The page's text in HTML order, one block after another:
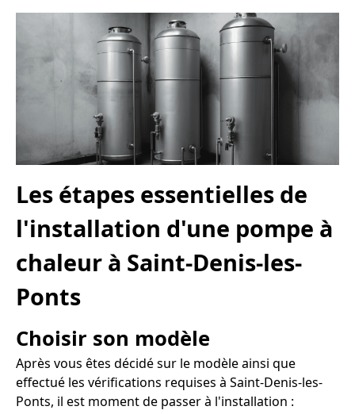
Les étapes essentielles de
l'installation d'une pompe à
chaleur à Saint-Denis-les-
Ponts
Choisir son modèle
Après vous êtes décidé sur le modèle ainsi que
effectué les vérifications requises à Saint-Denis-les-
Ponts, il est moment de passer à l'installation :